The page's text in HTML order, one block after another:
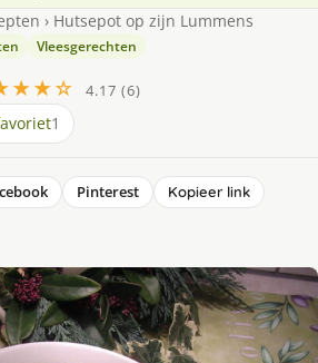
› Hutsepot op zijn Lummens
Vleesgerechten
4.17 (6)
1
Pinterest
Kopieer link